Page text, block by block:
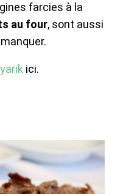
farcies à la
au four, sont aussi
ici.